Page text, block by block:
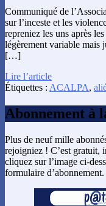
Communiqué de
sur l’inceste et les
repreniez les uns après
légèrement variable mais
[…]
Lire l’article
Étiquettes : ACALPA,
Abonnement à
Plus de neuf mille
rejoigniez ! C’est gratuit,
cliquez sur l’image ci-
formulaire d’abonnement.